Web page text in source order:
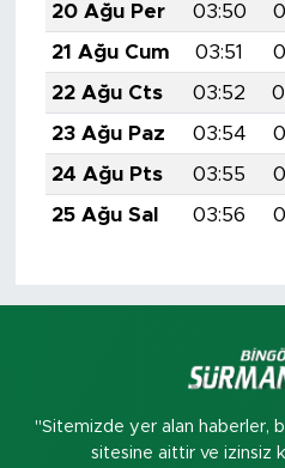
20 Ağu Per
03:50
21 Ağu Cum
03:51
22 Ağu Cts
03:52
23 Ağu Paz
03:54
24 Ağu Pts
03:55
25 Ağu Sal
03:56
"Sitemizde yer alan haberler,
sitesine aittir ve izinsiz